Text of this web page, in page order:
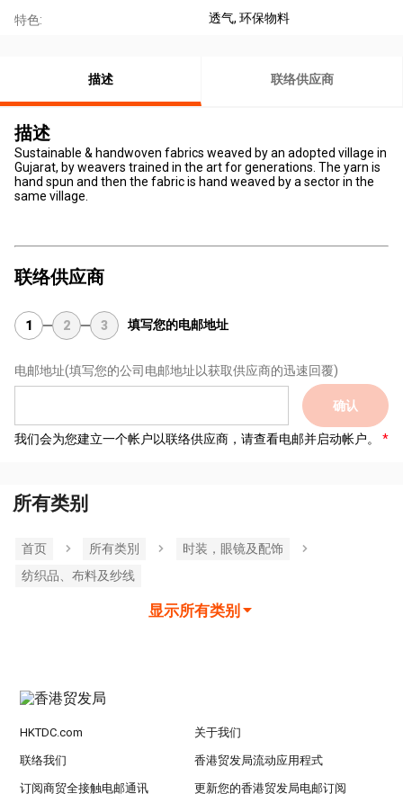
特色: 透气, 环保物料
描述 联络供应商
描述
Sustainable & handwoven fabrics weaved by an adopted village in
Gujarat, by weavers trained in the art for generations. The yarn is
hand spun and then the fabric is hand weaved by a sector in the
same village.
联络供应商
1 2 3 填写您的电邮地址
电邮地址(填写您的公司电邮地址以获取供应商的迅速回覆)
确认
我们会为您建立一个帐户以联络供应商，请查看电邮并启动帐户。
所有类别
首页 所有类別
时装，眼镜及配饰
纺织品、布料及纱线
显示所有类别
HKTDC.com 关于我们
联络我们 香港贸发局流动应用程式
订阅商贸全接触电邮通讯 更新您的香港贸发局电邮订阅